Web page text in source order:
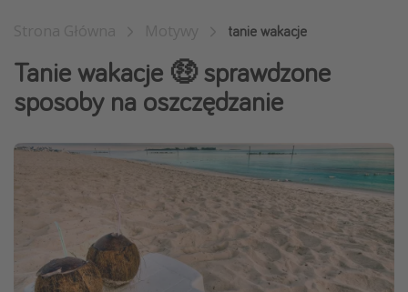
Hotele SPA i wellness
Sylwester za granicą
Wyjazdy na Majówkę
Wszystkie
Więcej tematów
Newsy, ciekawostki, porady podróżnicze
tanie wakacje
Tanie wakacje 🤑 sprawdzone
sposoby na oszczędzanie